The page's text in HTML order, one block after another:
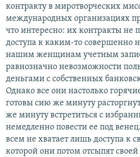
контракту в миротворческих
международных организациях
что интересно: их контракты не
доступа к каким-то совершенно
нашим женщинам учетным
равнозначно невозможности
деньгами с собственных
Однако все они настолько
готовы сию же минуту
же минуту встретиться с
немедленно повести ее под
всем не хватает лишь доступа к
которой они потом отсыпят